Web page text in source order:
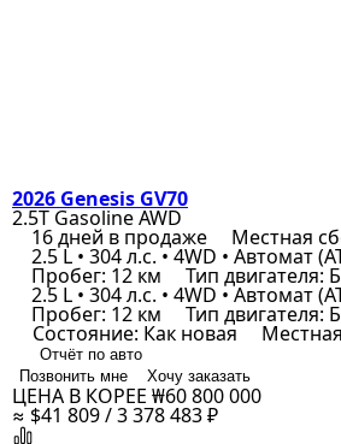
2026 Genesis GV70
2.5T Gasoline AWD
16 дней в продаже Местная
2.5 L • 304 л.с. • 4WD • Автомат
Пробег: 12 км Тип двигателя:
2.5 L • 304 л.с. • 4WD • Автомат
Пробег: 12 км Тип двигателя:
Состояние: Как новая
Отчёт по авто
Позвонить мне
Хочу заказать
ЦЕНА В КОРЕЕ ₩60 800 000
≈ $41 809 / 3 378 483 ₽